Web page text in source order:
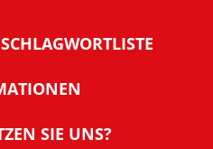
SIE UNS?